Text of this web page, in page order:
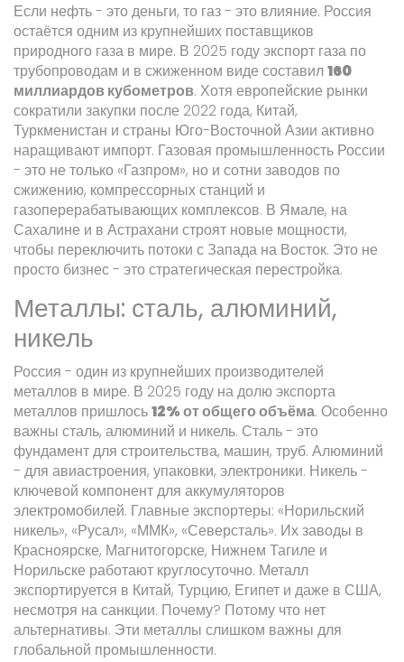
Если нефть - это деньги, то газ - это влияние. Россия
остаётся одним из крупнейших поставщиков
природного газа в мире. В 2025 году экспорт газа по
трубопроводам и в сжиженном виде составил160
миллиардов кубометров. Хотя европейские рынки
сократили закупки после 2022 года, Китай,
Туркменистан и страны Юго-Восточной Азии активно
наращивают импорт. Газовая промышленность России
- это не только «Газпром», но и сотни заводов по
сжижению, компрессорных станций и
газоперерабатывающих комплексов. В Ямале, на
Сахалине и в Астрахани строят новые мощности,
чтобы переключить потоки с Запада на Восток. Это не
просто бизнес - это стратегическая перестройка.
Металлы: сталь, алюминий,
никель
Россия - один из крупнейших производителей
металлов в мире. В 2025 году на долю экспорта
металлов пришлось12% от общего объёма. Особенно
важны сталь, алюминий и никель. Сталь - это
фундамент для строительства, машин, труб. Алюминий
- для авиастроения, упаковки, электроники. Никель -
ключевой компонент для аккумуляторов
электромобилей. Главные экспортеры: «Норильский
никель», «Русал», «ММК», «Северсталь». Их заводы в
Красноярске, Магнитогорске, Нижнем Тагиле и
Норильске работают круглосуточно. Металл
экспортируется в Китай, Турцию, Египет и даже в США,
несмотря на санкции. Почему? Потому что нет
альтернативы. Эти металлы слишком важны для
глобальной промышленности.